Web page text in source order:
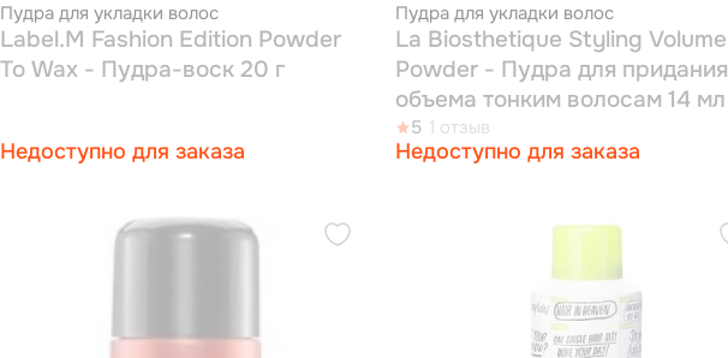
Пудра для укладки волос
Label.M Fashion Edition Powder
To Wax - Пудра-воск 20 г
Недоступно для заказа
Пудра для укладки волос
La Biosthetique Styling Volume
Powder - Пудра для придания
объема тонким волосам 14 мл
5 1 отзыв
Недоступно для заказа